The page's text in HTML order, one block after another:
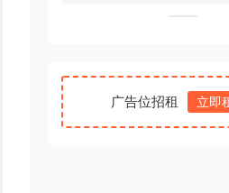
广告位招租 立即